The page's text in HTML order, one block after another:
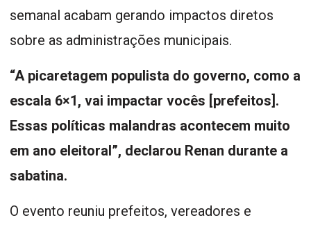
semanal acabam gerando impactos diretos
sobre as administrações municipais.
“A picaretagem populista do governo, como a
escala 6×1, vai impactar vocês [prefeitos].
Essas políticas malandras acontecem muito
em ano eleitoral”, declarou Renan durante a
sabatina.
O evento reuniu prefeitos, vereadores e